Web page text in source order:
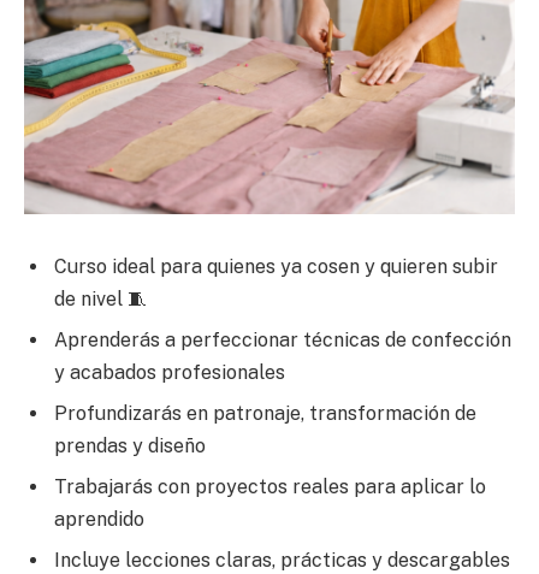
Curso ideal para quienes ya cosen y quieren subir
de nivel 🧵
Aprenderás a perfeccionar técnicas de confección
y acabados profesionales
Profundizarás en patronaje, transformación de
prendas y diseño
Trabajarás con proyectos reales para aplicar lo
aprendido
Incluye lecciones claras, prácticas y descargables